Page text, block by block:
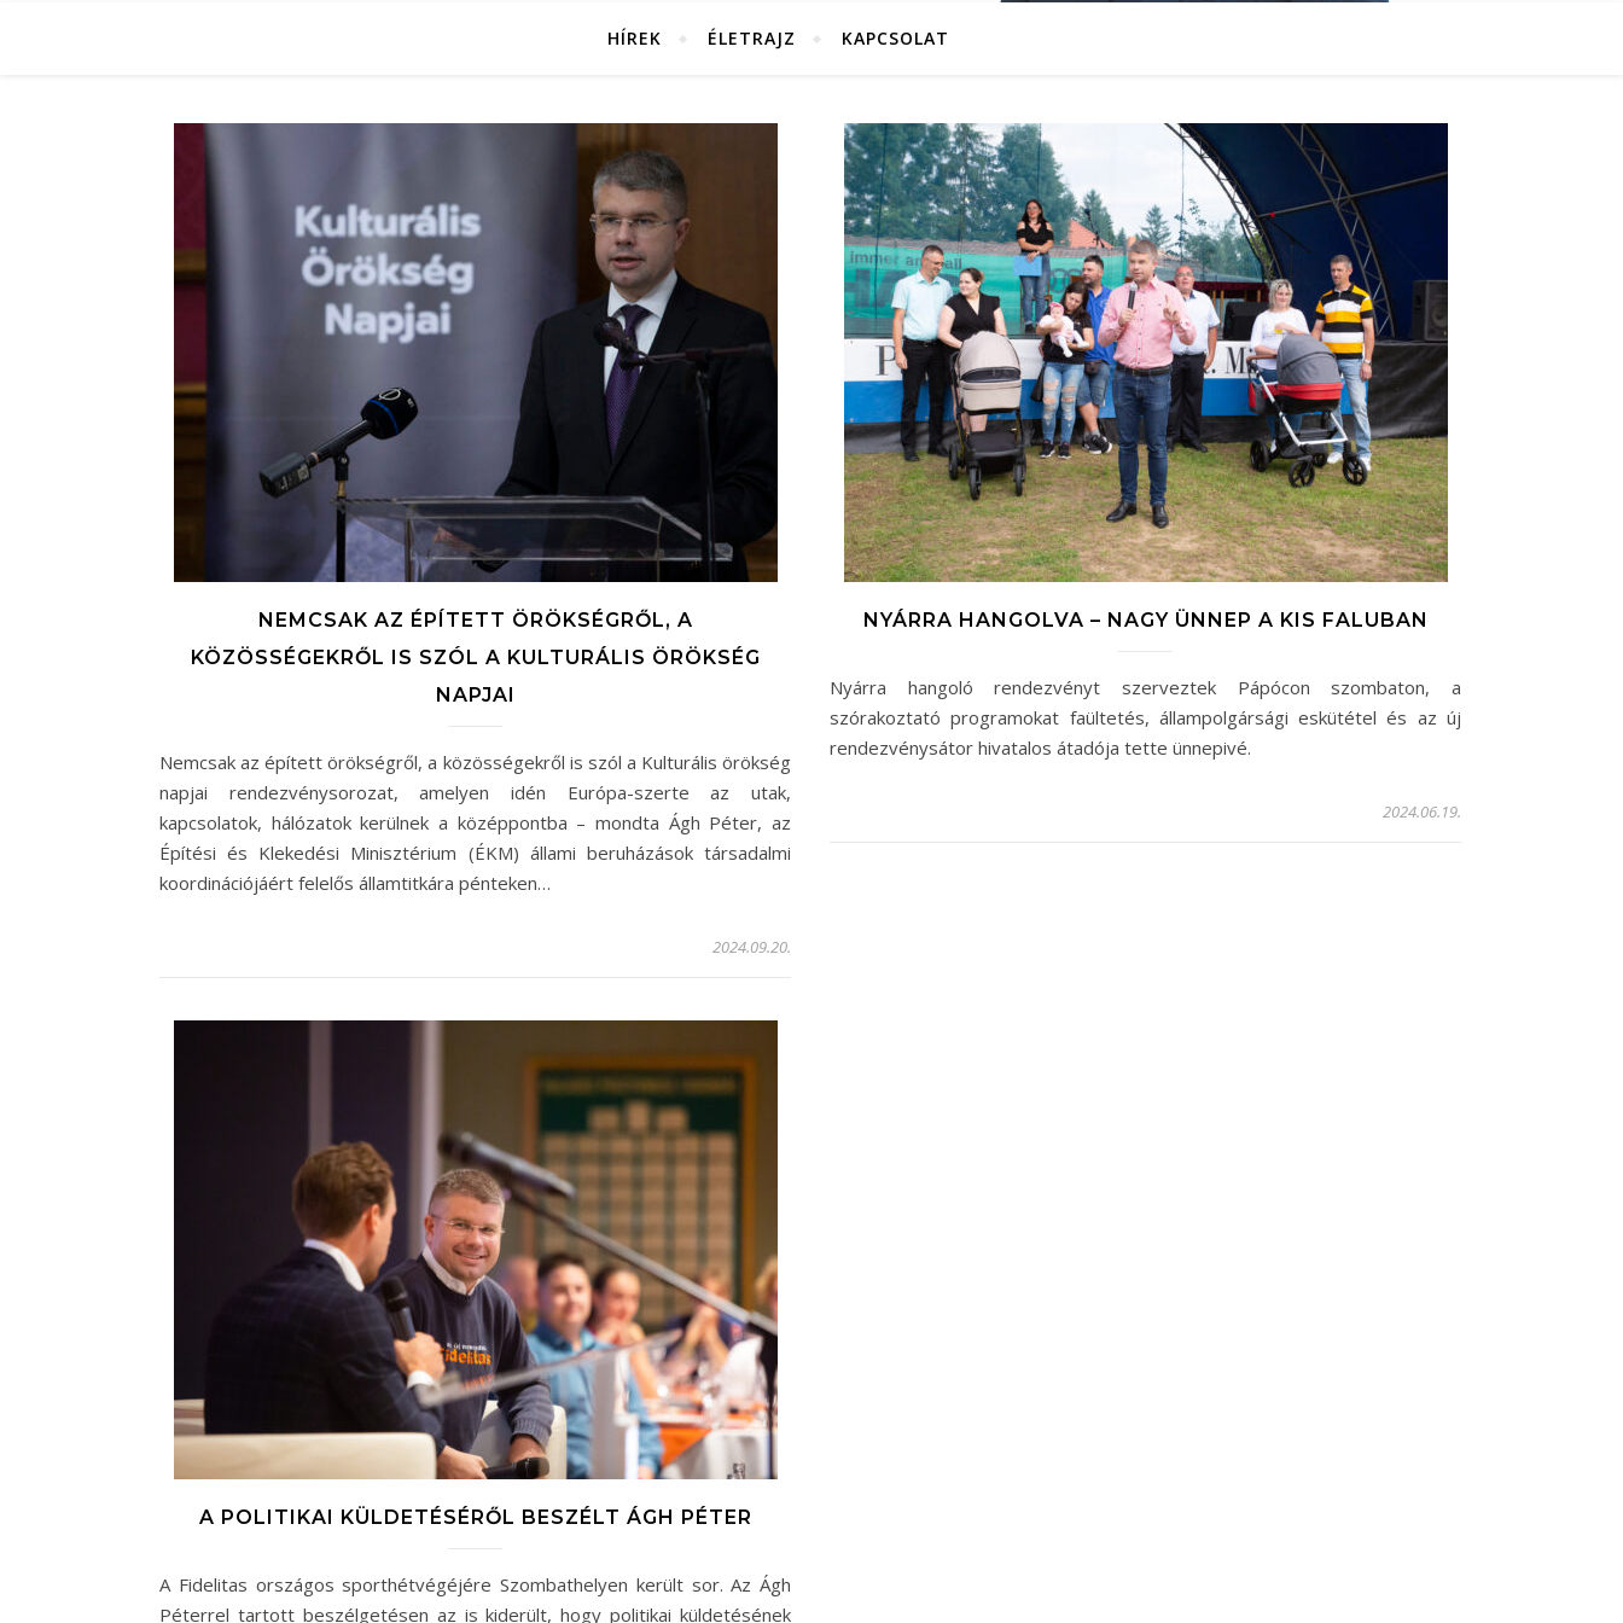
HÍREK ÉLETRAJZ KAPCSOLAT
NEMCSAK AZ ÉPÍTETT ÖRÖKSÉGRŐL, A
KÖZÖSSÉGEKRŐL IS SZÓL A KULTURÁLIS ÖRÖKSÉG
NAPJAI
Nemcsak az épített örökségről, a közösségekről is szól a Kulturális örökség
napjai rendezvénysorozat, amelyen idén Európa-szerte az utak,
kapcsolatok, hálózatok kerülnek a középpontba – mondta Ágh Péter, az
Építési és Klekedési Minisztérium (ÉKM) állami beruházások társadalmi
koordinációjáért felelős államtitkára pénteken…
2024.09.20.
NYÁRRA HANGOLVA – NAGY ÜNNEP A KIS FALUBAN
Nyárra hangoló rendezvényt szerveztek Pápócon szombaton, a
szórakoztató programokat faültetés, állampolgársági eskütétel és az új
rendezvénysátor hivatalos átadója tette ünnepivé.
2024.06.19.
A POLITIKAI KÜLDETÉSÉRŐL BESZÉLT ÁGH PÉTER
A Fidelitas országos sporthétvégéjére Szombathelyen került sor. Az Ágh
Péterrel tartott beszélgetésen az is kiderült, hogy politikai küldetésének